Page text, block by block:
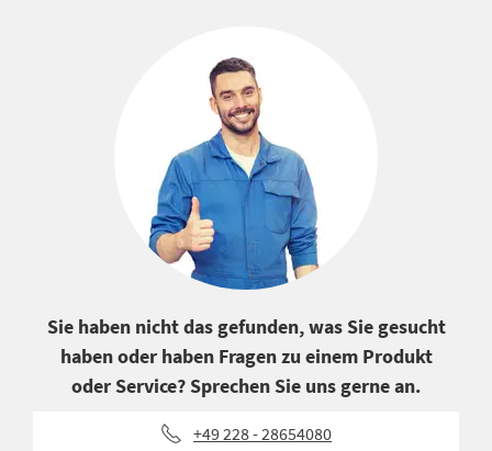
Sie haben nicht das gefunden, was Sie gesucht
haben oder haben Fragen zu einem Produkt
oder Service? Sprechen Sie uns gerne an.
+49 228 - 28654080